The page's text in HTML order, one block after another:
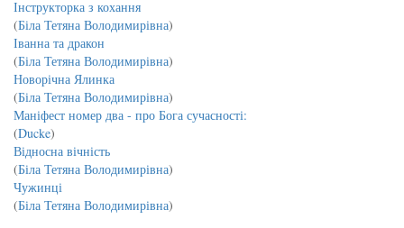
Інструкторка з кохання
(Біла Тетяна Володимирівна)
Іванна та дракон
(Біла Тетяна Володимирівна)
Новорічна Ялинка
(Біла Тетяна Володимирівна)
Маніфест номер два - про Бога сучасності:
(Ducke)
Відносна вічність
(Біла Тетяна Володимирівна)
Чужинці
(Біла Тетяна Володимирівна)